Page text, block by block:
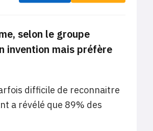
selon le groupe
invention mais préfère
difficile de reconnaitre
a révélé que 89% des